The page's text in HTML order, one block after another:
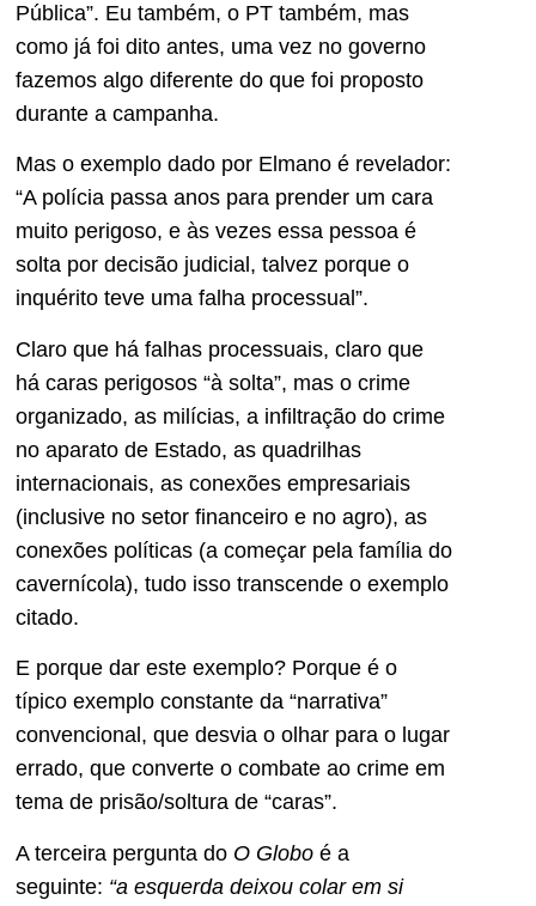
Pública”. Eu também, o PT também, mas
como já foi dito antes, uma vez no governo
fazemos algo diferente do que foi proposto
durante a campanha.
Mas o exemplo dado por Elmano é revelador:
“A polícia passa anos para prender um cara
muito perigoso, e às vezes essa pessoa é
solta por decisão judicial, talvez porque o
inquérito teve uma falha processual”.
Claro que há falhas processuais, claro que
há caras perigosos “à solta”, mas o crime
organizado, as milícias, a infiltração do crime
no aparato de Estado, as quadrilhas
internacionais, as conexões empresariais
(inclusive no setor financeiro e no agro), as
conexões políticas (a começar pela família do
cavernícola), tudo isso transcende o exemplo
citado.
E porque dar este exemplo? Porque é o
típico exemplo constante da “narrativa”
convencional, que desvia o olhar para o lugar
errado, que converte o combate ao crime em
tema de prisão/soltura de “caras”.
A terceira pergunta do O Globo é a
seguinte: “a esquerda deixou colar em si